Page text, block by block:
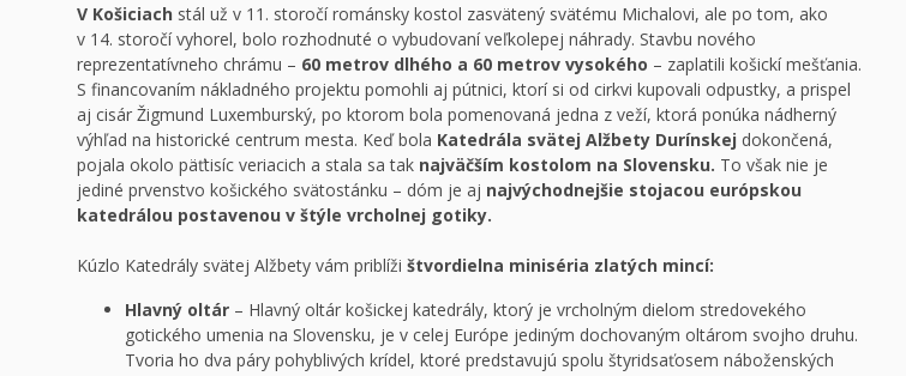
V Košiciach stál už v 11. storočí románsky kostol zasvätený svätému Michalovi, ale po tom, ako
v 14. storočí vyhorel, bolo rozhodnuté o vybudovaní veľkolepej náhrady. Stavbu nového
reprezentatívneho chrámu – 60 metrov dlhého a 60 metrov vysokého – zaplatili košickí mešťania.
S financovaním nákladného projektu pomohli aj pútnici, ktorí si od cirkvi kupovali odpustky, a prispel
aj cisár Žigmund Luxemburský, po ktorom bola pomenovaná jedna z veží, ktorá ponúka nádherný
výhľad na historické centrum mesta. Keď bola Katedrála svätej Alžbety Durínskej dokončená,
pojala okolo päťtisíc veriacich a stala sa tak najväčším kostolom na Slovensku. To však nie je
jediné prvenstvo košického svätostánku – dóm je aj najvýchodnejšie stojacou európskou
katedrálou postavenou v štýle vrcholnej gotiky.
Kúzlo Katedrály svätej Alžbety vám priblíži štvordielna miniséria zlatých mincí:
Hlavný oltár – Hlavný oltár košickej katedrály, ktorý je vrcholným dielom stredovekého
gotického umenia na Slovensku, je v celej Európe jediným dochovaným oltárom svojho druhu.
Tvoria ho dva páry pohyblivých krídel, ktoré predstavujú spolu štyridsaťosem náboženských